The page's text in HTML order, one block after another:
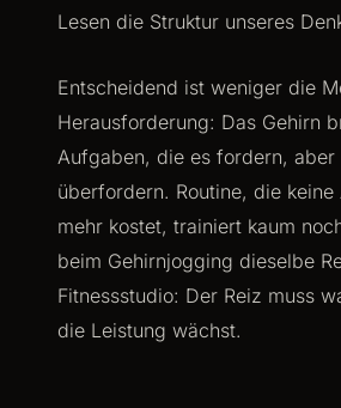
Lesen die Struktur unseres
Entscheidend ist weniger die
Herausforderung: Das Gehirn
Aufgaben, die es fordern, aber
überfordern. Routine, die keine
mehr kostet, trainiert kaum
beim Gehirnjogging dieselbe
Fitnessstudio: Der Reiz muss
die Leistung wächst.